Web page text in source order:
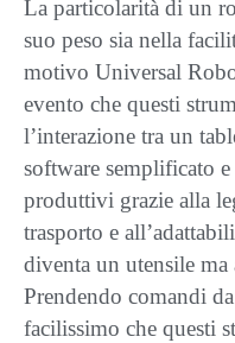
La particolarità di un
suo peso sia nella
motivo Universal
evento che questi
l’interazione tra un
software semplificato
produttivi grazie alla
trasporto e
diventa un utensile ma
Prendendo comandi
facilissimo che questi